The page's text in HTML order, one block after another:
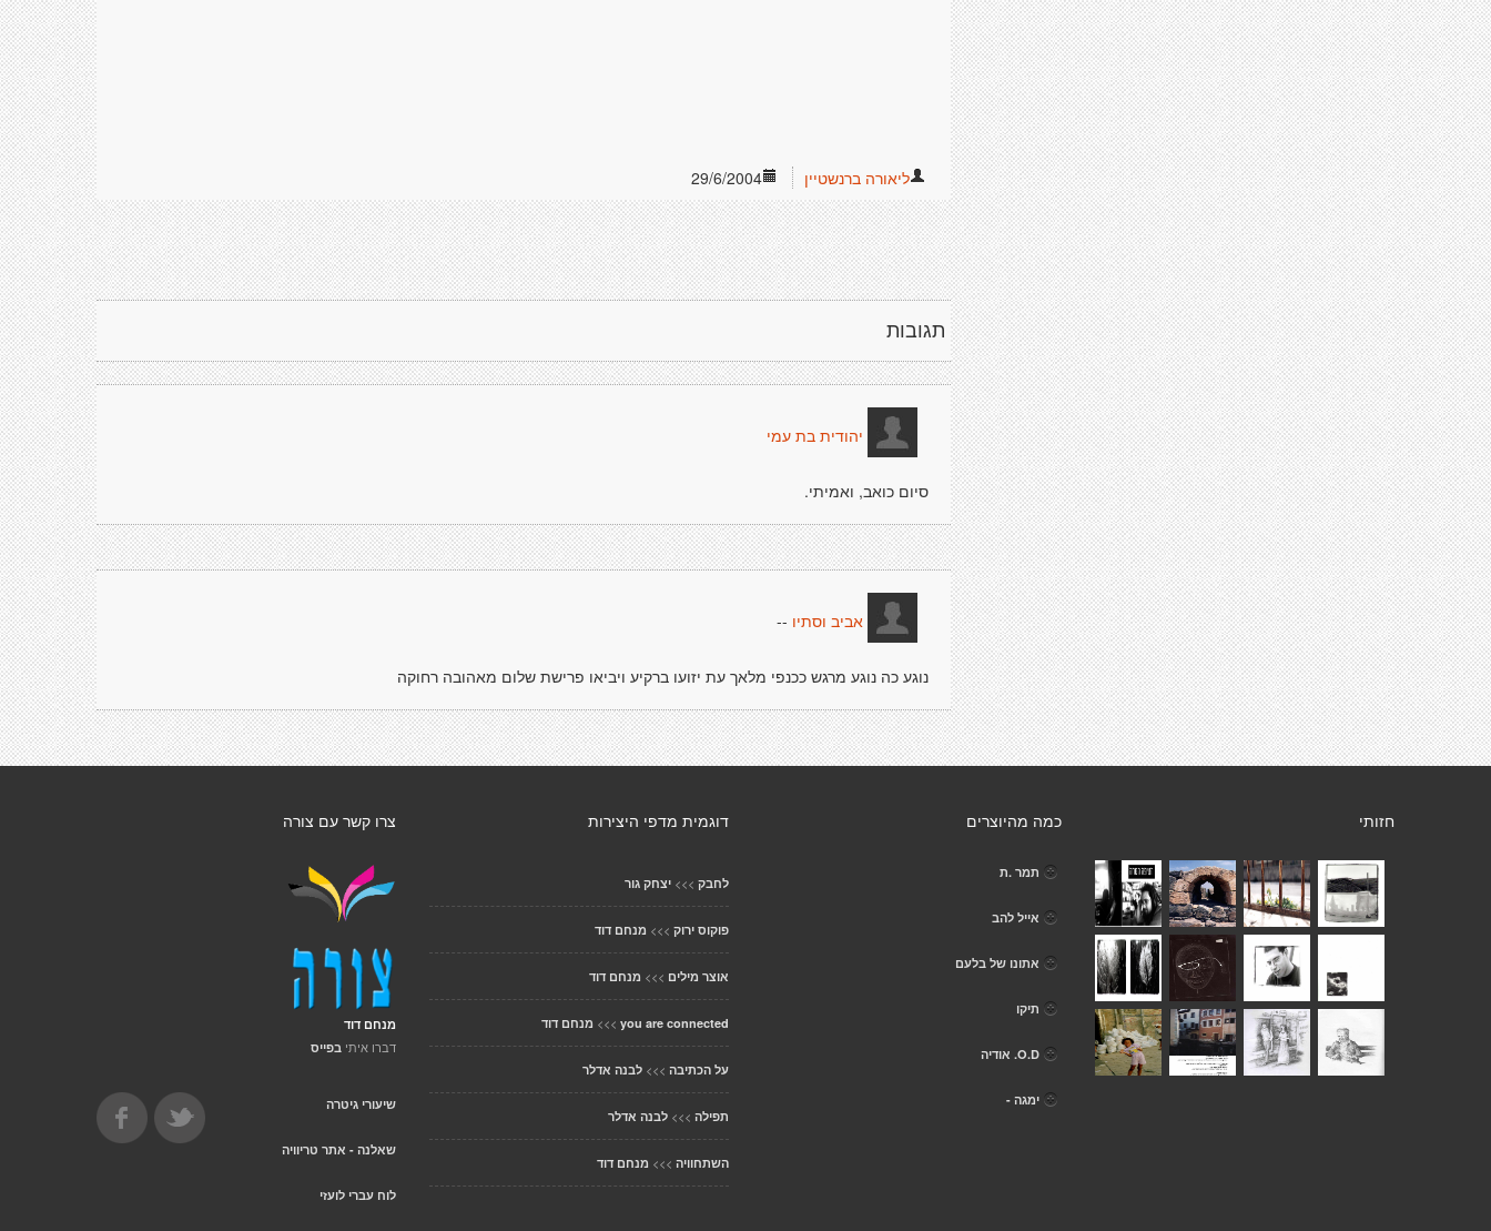
29/6/2004 ליאורה ברנשטיין
תגובות
יהודית בת עמי
סיום כואב, ואמיתי.
אביב וסתיו --
נוגע כה נוגע מרגש ככנפי מלאך עת יזועו ברקיע ויביאו פרישת שלום מאהובה רחוקה
צרו קשר עם צורה
מנחם דוד
דברו איתי בפייס
שיעורי גיטרה
שאלנה - אתר טריוויה
לוח עברי לועזי
דוגמית מדפי היצירות
לחבק >>> יצחק גור
פוקוס ירוק >>> מנחם דוד
אוצר מילים >>> מנחם דוד
you are connected
>>> מנחם דוד
על הכתיבה >>> לבנה אדלר
תפילה >>> לבנה אדלר
השתחוויה >>> מנחם דוד
כמה מהיוצרים
תמר .ת
אייל להב
אתונו של בלעם
תיקו
O.D. אודיה
ימגה -
חזותי